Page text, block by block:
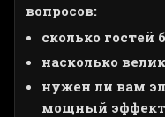
вопросов:
сколько
насколько
нужен ли вам
мощный эффект